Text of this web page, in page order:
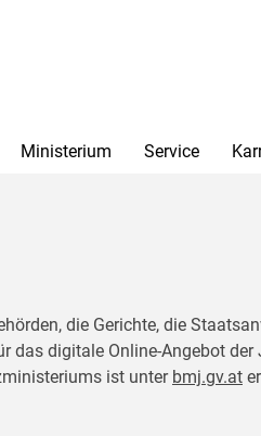
Ministerium Service
die Gerichte, die
digitale Online-Angebot
ist unter bmj.gv.at